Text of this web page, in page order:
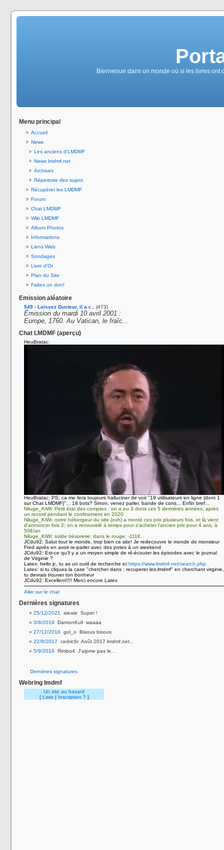
Bienvenue dans un monde où si les livres ont
Menu principal
Accueil
News
Les anciens d'LMDMF
News lmdmf.net
Archives
Répertoire des sujets
Récupérer les LMDMF
Forum
Chat LMDMF
Wiki LMDMF
Album Photos
Informations
Liens Web
Sondages
Livre d'Or
Plan du Site
Faites un don!
Emission aléatoire
549 - Laissez Ducteur, il a r... (473)
Émission du mardi 10 avril 2001 :
Europe, 1760. Au Vatican, le fraîc...
Chat LMDMF (aperçu)
HeuBratac:
HeuBratac: PS: ca me fera toujours halluciner de voir "19 utilisateurs en ligne (dont 1
sur Chat LMDMF)"... 18 bots? Sinon, venez parler, bande de cons... Enfin bref...
Niluge_KiWi: Petit état des comptes : on a eu 3 dons ces 5 dernières années, après
un record pendant le confinement en 2020
Niluge_KiWi: notre hébergeur du site (ovh) a monté ces prix plusieurs fois, et là vient
d'annoncer fois 2; on a renouvelé à temps pour s'acheter l'ancien prix pour 4 ans, à
50€/an
Niluge_KiWi: solde trésorerie: dans le rouge: -111€
JCdu92: Salut tout le monde, trop bien ce site! Je redecouvre le monde de monsieur
Fred après en avoir re-parler avec des potes à un weekend
JCdu92: Est-ce qu’il y a un moyen simple de ré-écouter les épisodes avec le journal
de Virginie ?
Latex: hello jc, tu as un outil de recherche ici https://www.lmdmf.net/search.php
Latex: si tu cliques la case "chercher dans : recuperer les.lmdmf" en cherchant virginie,
tu devrais trouver ton bonheur
JCdu92: Excellent!!!! Merci encore Latex
Aller sur le chat
Dernières signatures
25/12/2021
aieaie Super !
3/9/2019 DantonKull waaaa
27/12/2018 gol_o Bisous bisous
22/8/2017 cedric6r Août 2017 lmdmf.net...
5/9/2016 Rimbo4 J'aipme pas le...
Dernières signatures
Webring lmdmf
Un site au hasard
[ Liste | Inscription ? ]